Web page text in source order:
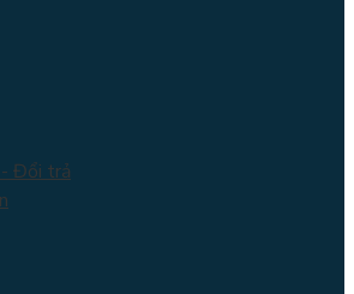
- Đổi trả